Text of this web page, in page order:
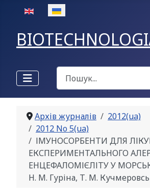
Оберіть свою мову
Пошук
Архів журналів
2012(ua)
2012 No 5(ua)
ІМУНОСОРБЕНТИ ДЛЯ
ЕКСПЕРИМЕНТАЛЬНОГО
ЕНЦЕФАЛОМІЄЛІТУ У
Н. М. Гуріна, Т. М.